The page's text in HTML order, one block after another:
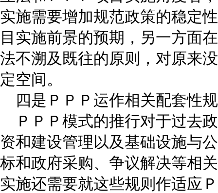
实施需要增加规范政策的稳定
目实施前景的预期，另一方面
法不溯及既往的原则，对原来
定空间。
四是ＰＰＰ运作相关配套性
ＰＰＰ模式的推行对于过去
资和建设管理以及基础设施与
标和政府采购、争议解决等相
实施还需要就这些规则作适应